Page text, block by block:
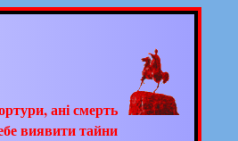
ані смерть
виявити тайни